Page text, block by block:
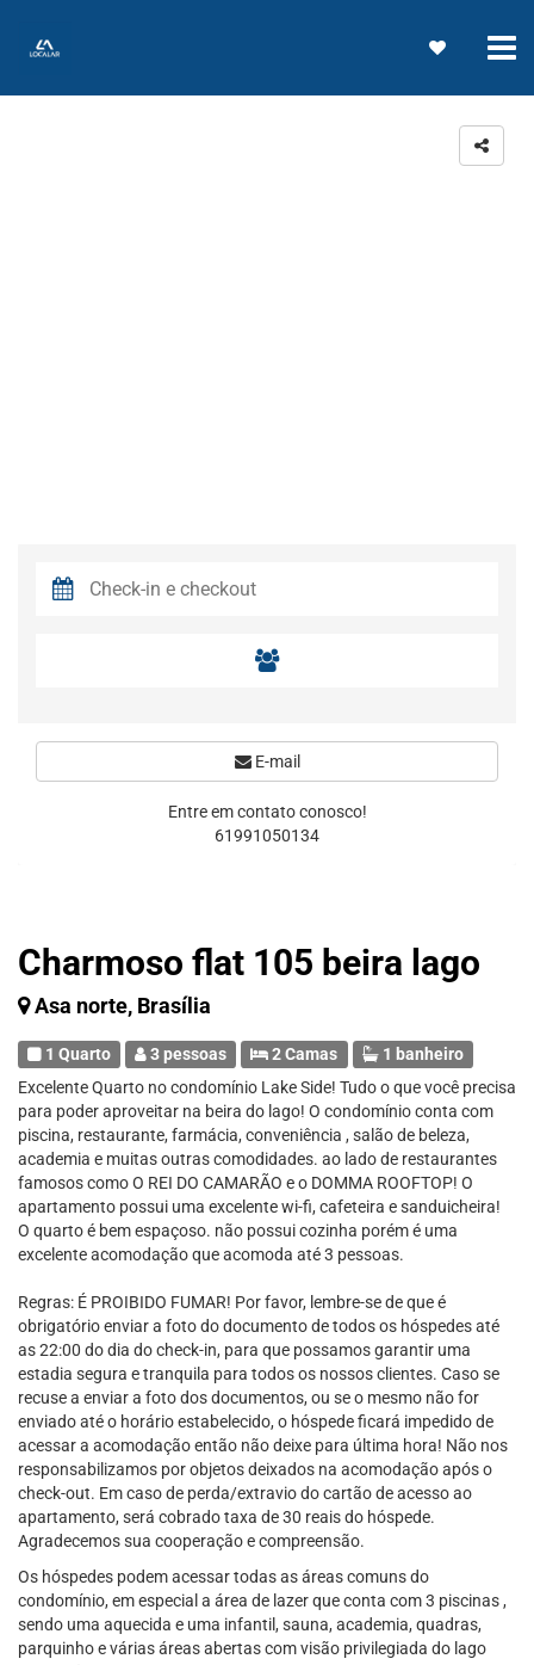
Charmoso flat 105 beira lago
Asa norte, Brasília
1 Quarto 3 pessoas 2 Camas
1 banheiro
Excelente Quarto no condomínio Lake Side! Tudo o que você precisa
para poder aproveitar na beira do lago! O condomínio conta com
piscina, restaurante, farmácia, conveniência , salão de beleza,
academia e muitas outras comodidades. ao lado de restaurantes
famosos como O REI DO CAMARÃO e o DOMMA ROOFTOP! O
apartamento possui uma excelente wi-fi, cafeteira e sanduicheira!
O quarto é bem espaçoso. não possui cozinha porém é uma
excelente acomodação que acomoda até 3 pessoas.
Regras: É PROIBIDO FUMAR! Por favor, lembre-se de que é
obrigatório enviar a foto do documento de todos os hóspedes até
as 22:00 do dia do check-in, para que possamos garantir uma
estadia segura e tranquila para todos os nossos clientes. Caso se
recuse a enviar a foto dos documentos, ou se o mesmo não for
enviado até o horário estabelecido, o hóspede ficará impedido de
acessar a acomodação então não deixe para última hora! Não nos
responsabilizamos por objetos deixados na acomodação após o
check-out. Em caso de perda/extravio do cartão de acesso ao
apartamento, será cobrado taxa de 30 reais do hóspede.
Agradecemos sua cooperação e compreensão.
Os hóspedes podem acessar todas as áreas comuns do
condomínio, em especial a área de lazer que conta com 3 piscinas ,
sendo uma aquecida e uma infantil, sauna, academia, quadras,
parquinho e várias áreas abertas com visão privilegiada do lago
E-mail
Entre em contato conosco!
61991050134